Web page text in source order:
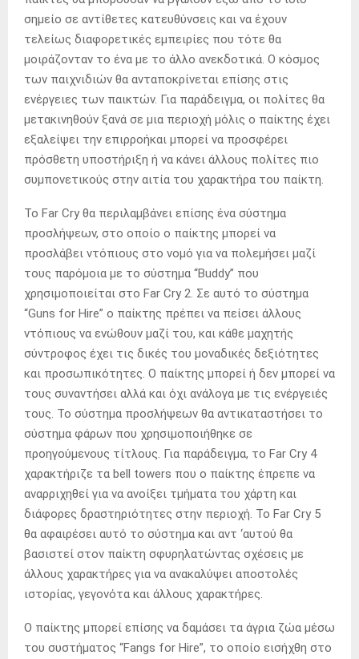
σημείο σε αντίθετες κατευθύνσεις και να έχουν
τελείως διαφορετικές εμπειρίες που τότε θα
μοιράζονταν το ένα με το άλλο ανεκδοτικά. O κόσμος
των παιχνιδιών θα ανταποκρίνεται επίσης στις
ενέργειες των παικτών. Για παράδειγμα, οι πολίτες θα
μετακινηθούν ξανά σε μια περιοχή μόλις ο παίκτης έχει
εξαλείψει την επιρροήκαι μπορεί να προσφέρει
πρόσθετη υποστήριξη ή να κάνει άλλους πολίτες πιο
συμπονετικούς στην αιτία του χαρακτήρα του παίκτη.
Το Far Cry θα περιλαμβάνει επίσης ένα σύστημα
προσλήψεων, στο οποίο ο παίκτης μπορεί να
προσλάβει ντόπιους στο νομό για να πολεμήσει μαζί
τους παρόμοια με το σύστημα “Buddy” που
χρησιμοποιείται στο Far Cry 2. Σε αυτό το σύστημα
“Guns for Hire” ο παίκτης πρέπει να πείσει άλλους
ντόπιους να ενώθουν μαζί του, και κάθε μαχητής
σύντροφος έχει τις δικές του μοναδικές δεξιότητες
και προσωπικότητες. Ο παίκτης μπορεί ή δεν μπορεί να
τους συναντήσει αλλά και όχι ανάλογα με τις ενέργειές
τους. Το σύστημα προσλήψεων θα αντικαταστήσει το
σύστημα φάρων που χρησιμοποιήθηκε σε
προηγούμενους τίτλους. Για παράδειγμα, το Far Cry 4
χαρακτήριζε τα bell towers που ο παίκτης έπρεπε να
αναρριχηθεί για να ανοίξει τμήματα του χάρτη και
διάφορες δραστηριότητες στην περιοχή. Το Far Cry 5
θα αφαιρέσει αυτό το σύστημα και αντ ‘αυτού θα
βασιστεί στον παίκτη σφυρηλατώντας σχέσεις με
άλλους χαρακτήρες για να ανακαλύψει αποστολές
ιστορίας, γεγονότα και άλλους χαρακτήρες.
Ο παίκτης μπορεί επίσης να δαμάσει τα άγρια ​​ζώα μέσω
του συστήματος “Fangs for Hire”, το οποίο εισήχθη στο